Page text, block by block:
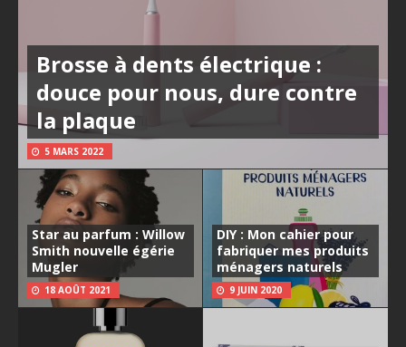
Brosse à dents électrique :
douce pour nous, dure contre
la plaque
5 MARS 2022
Star au parfum : Willow
Smith nouvelle égérie
Mugler
18 AOÛT 2021
DIY : Mon cahier pour
fabriquer mes produits
ménagers naturels
9 JUIN 2020